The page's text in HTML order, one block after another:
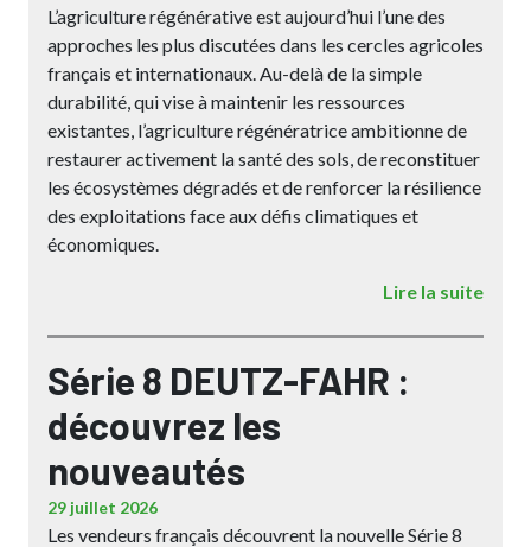
L’agriculture régénérative est aujourd’hui l’une des
approches les plus discutées dans les cercles agricoles
français et internationaux. Au-delà de la simple
durabilité, qui vise à maintenir les ressources
existantes, l’agriculture régénératrice ambitionne de
restaurer activement la santé des sols, de reconstituer
les écosystèmes dégradés et de renforcer la résilience
des exploitations face aux défis climatiques et
économiques.
Lire la suite
Série 8 DEUTZ-FAHR :
découvrez les
nouveautés
29 juillet 2026
Les vendeurs français découvrent la nouvelle Série 8